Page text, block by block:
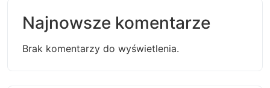
Najnowsze komentarze
Brak komentarzy do wyświetlenia.